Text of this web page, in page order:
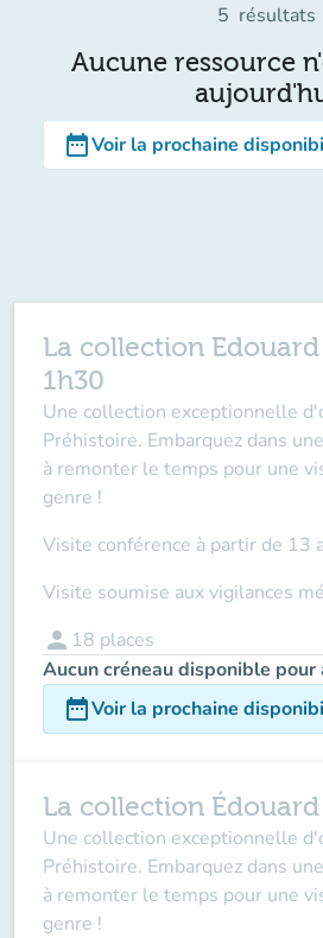
5 résultats
Aucune ressource
date_rangeVoir la prochaine
La collection
1h30
Une collection exceptionnelle
Préhistoire. Embarquez dans
à remonter le temps pour une
genre !
Visite conférence à partir de 13
Visite soumise aux vigilances
person 18 places
Aucun créneau disponible pour
date_rangeVoir la prochaine
La collection
Une collection exceptionnelle
Préhistoire. Embarquez dans
à remonter le temps pour une
genre !